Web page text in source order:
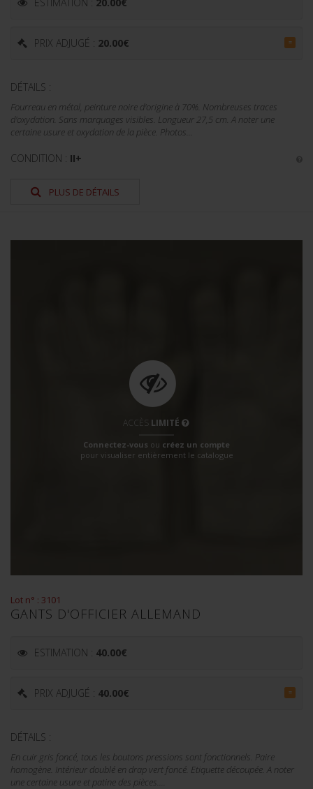
PRIX ADJUGÉ : 20.00€ =
DÉTAILS :
Fourreau en métal, peinture noire d'origine à 70%. Nombreuses traces
d'oxydation. Sans marquages visibles. Longueur 27,5 cm. A noter une
certaine usure et oxydation de la pièce. Photos...
CONDITION : II+
PLUS DE DÉTAILS
ACCÈS LIMITÉ
Connectez-vous ou créez un compte
pour visualiser entièrement le catalogue
Lot n° : 3101
GANTS D'OFFICIER ALLEMAND
ESTIMATION : 40.00€
PRIX ADJUGÉ : 40.00€ =
DÉTAILS :
En cuir gris foncé, tous les boutons pressions sont fonctionnels. Paire
homogène. Intérieur doublé en drap vert foncé. Etiquette découpée. A noter
une certaine usure et patine des pièces....